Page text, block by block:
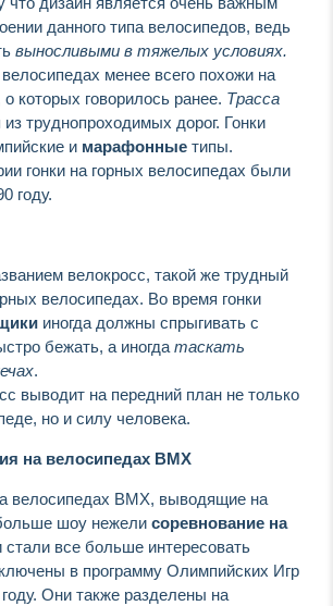
данного типа велосипедов, ведь
выносливыми в тяжелых условиях.
менее всего похожи на
о которых говорилось ранее. Трасса
труднопроходимых дорог. Гонки
и марафонные типы.
гонки на горных велосипедах были
году.
велокросс, такой же трудный
велосипедах. Во время гонки
иногда должны спрыгивать с
бежать, а иногдатаскать
.
выводит на передний план не только
но и силу человека.
на велосипедах BMX
велосипедах BMX, выводящие на
шоу нежели соревнование на
стали все больше интересовать
в программу Олимпийских Игр
Они также разделены на